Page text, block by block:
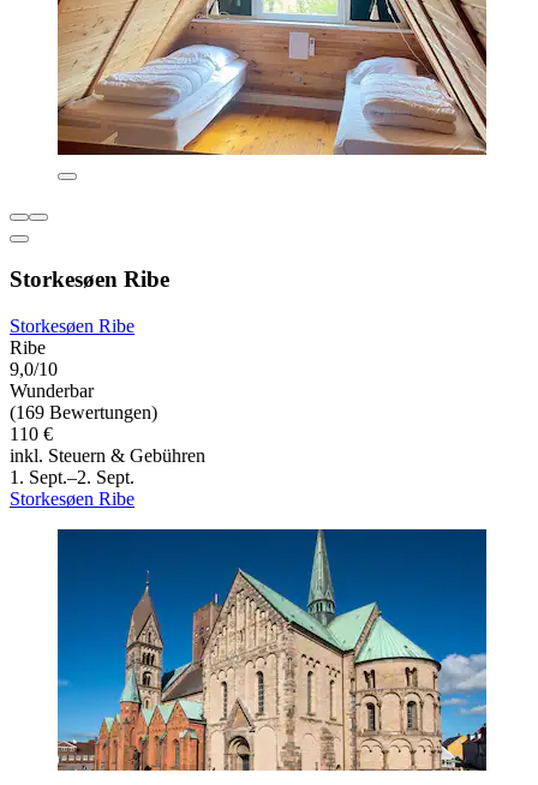
Storkesøen Ribe
Storkesøen Ribe
Ribe
9,0/10
Wunderbar
(169 Bewertungen)
110 €
inkl. Steuern & Gebühren
1. Sept.–2. Sept.
Storkesøen Ribe